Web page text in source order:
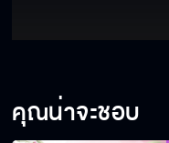
คุณน่าจะชอบ